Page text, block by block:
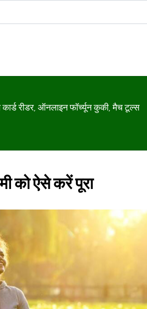
रीडर, ऑनलाइन फॉर्च्यून कुकी, मैच टूल्स
को ऐसे करें पूरा